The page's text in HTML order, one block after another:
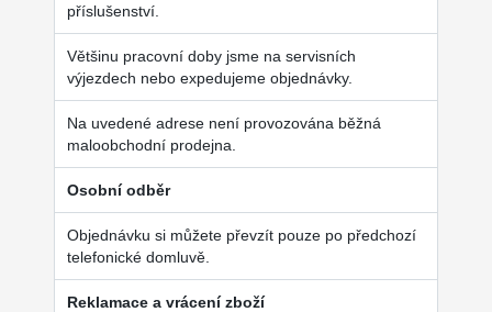
příslušenství.
Většinu pracovní doby jsme na servisních
výjezdech nebo expedujeme objednávky.
Na uvedené adrese není provozována běžná
maloobchodní prodejna.
Osobní odběr
Objednávku si můžete převzít pouze po předchozí
telefonické domluvě.
Reklamace a vrácení zboží